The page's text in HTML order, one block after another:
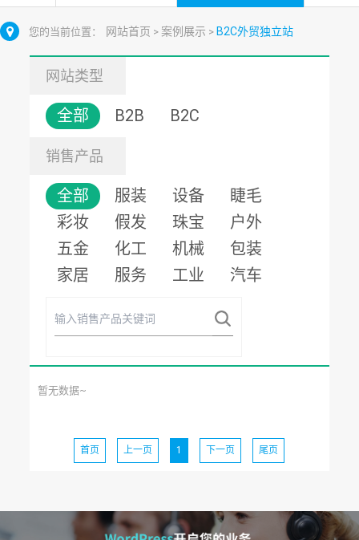
您的当前位置： 网站首页 > 案例展示 > B2C外贸独立站
网站类型
全部 B2B B2C
销售产品
全部 服装 设备
睫毛
彩妆
假发 珠宝
户外
五金
化工 机械
包装
家居
服务 工业 汽车
暂无数据~
首页 上一页 1 下一页 尾页